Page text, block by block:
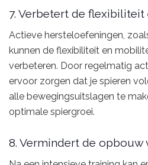
7. Verbetert de
Actieve hersteloefeningen,
kunnen de flexibiliteit en
verbeteren. Door regelmatig
ervoor zorgen dat je spieren
alle bewegingsuitslagen te
optimale spiergroei.
8. Vermindert de opbouw